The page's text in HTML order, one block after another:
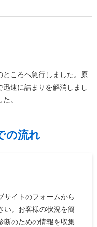
ころへ急行しました。原
速に詰まりを解消しまし
。
の流れ
サイトのフォームから
い。お客様の状況を簡
断のための情報を収集